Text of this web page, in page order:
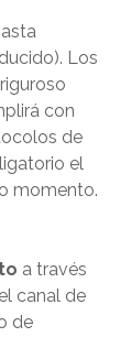
Los
con
de
el
momento.
a través
canal de
de